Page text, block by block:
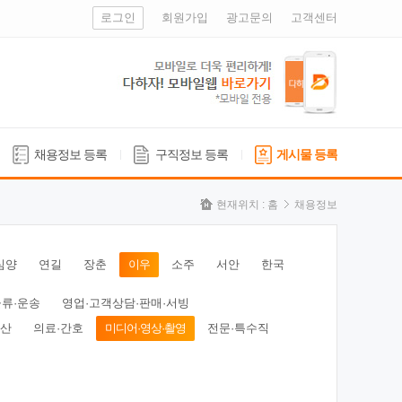
로그인 회원가입 광고문의 고객센터
채용정보 등록 구직정보 등록 게시물 등록
현재위치 : 홈 채용정보
양 연길 장춘 이우 소주 서안 한국
·운송
영업·고객상담·판매·서빙
의료·간호 미디어·영상·촬영 전문·특수직